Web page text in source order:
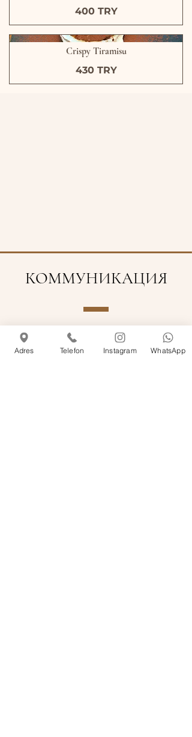
400 TRY
Crispy Tiramisu
430 TRY
КОММУНИКАЦИЯ
info@rosemarinecihangir.com
+90 212 249 62 77
Adres Telefon Instagram WhatsApp